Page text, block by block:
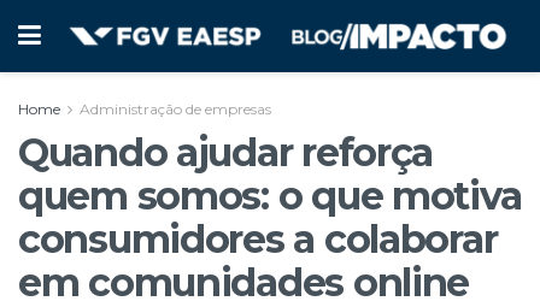
Home Administração de empresas
Quando ajudar reforça
quem somos: o que motiva
consumidores a colaborar
em comunidades online